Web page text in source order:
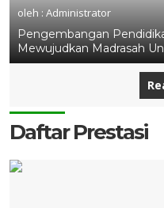
oleh : Administrator
Pengembangan
Mewujudkan Madrasah
Daftar Prestasi